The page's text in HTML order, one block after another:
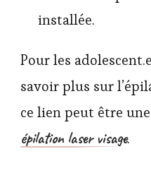
installée.
Pour les
savoir plus sur
ce lien peut être
épilation laser visage.